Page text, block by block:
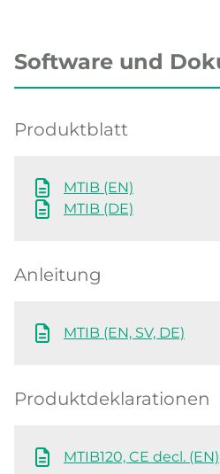
Software und
Produktblatt
MTIB (EN)
MTIB (DE)
Anleitung
MTIB (EN, SV, DE)
Produktdeklarationen
MTIB120, CE decl. (EN)